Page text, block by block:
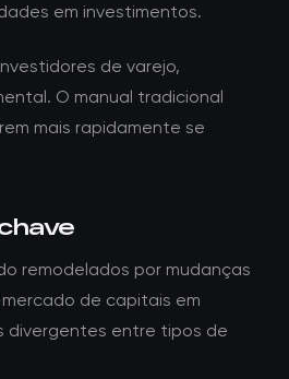
em investimentos.
de varejo,
O manual tradicional
mais rapidamente se
remodelados por mudanças
de capitais em
divergentes entre tipos de